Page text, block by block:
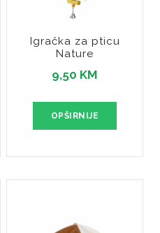
Igračka za pticu
Nature
9,50 KM
OPŠIRNIJE